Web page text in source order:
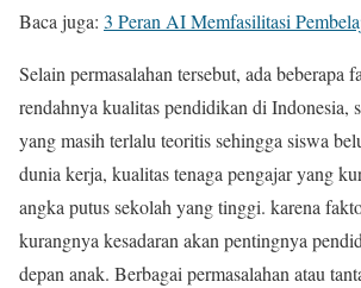
Baca juga: 3 Peran AI Memfasilitasi
Selain permasalahan tersebut, ada beberapa
rendahnya kualitas pendidikan di Indonesia,
yang masih terlalu teoritis sehingga siswa
dunia kerja, kualitas tenaga pengajar yang
angka putus sekolah yang tinggi. karena
kurangnya kesadaran akan pentingnya
depan anak. Berbagai permasalahan atau